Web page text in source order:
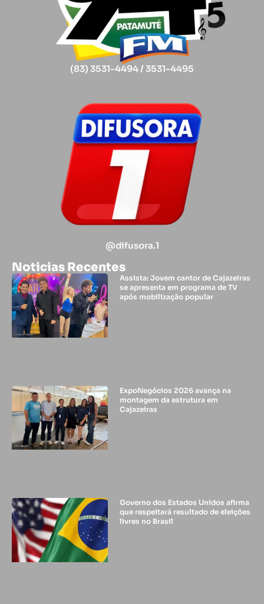
(83) 3531-4494 / 3531-4495
@difusora.1
Noticias Recentes
Assista: Jovem cantor de Cajazeiras
se apresenta em programa de TV
após mobilização popular
ExpoNegócios 2026 avança na
montagem da estrutura em
Cajazeiras
Governo dos Estados Unidos afirma
que respeitará resultado de eleições
livres no Brasil